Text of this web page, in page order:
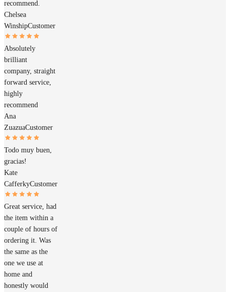
recommend.
Chelsea
WinshipCustomer
Absolutely
brilliant
company, straight
forward service,
highly
recommend
Ana
ZuazuaCustomer
Todo muy buen,
gracias!
Kate
CafferkyCustomer
Great service, had
the item within a
couple of hours of
ordering it. Was
the same as the
one we use at
home and
honestly would